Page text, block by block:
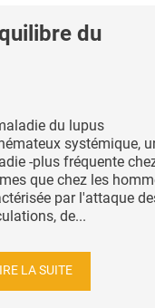
du
du lupus
systémique,
-plus fréquente
que chez les
par l'attaque
de...
LA SUITE